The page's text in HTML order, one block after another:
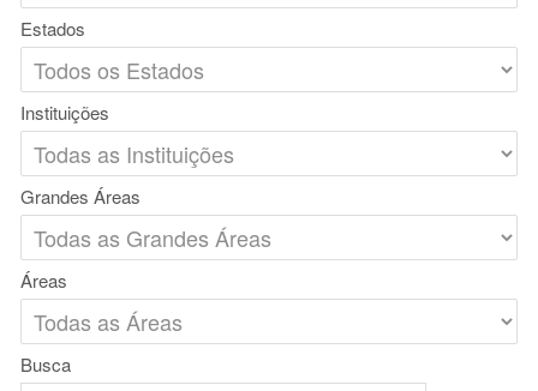
Estados
Instituições
Grandes Áreas
Áreas
Busca